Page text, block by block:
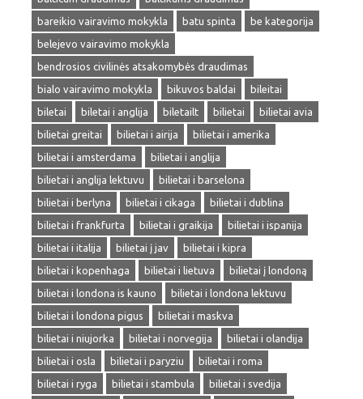
bareikio vairavimo mokykla
batu spinta
be kategorija
belejevo vairavimo mokykla
bendrosios civilinės atsakomybės draudimas
bialo vairavimo mokykla
bikuvos baldai
bileitai
biletai
biletai i anglija biletailt bilietai
bilietai avia
bilietai greitai
bilietai i airija
bilietai i amerika
bilietai i amsterdama
bilietai i anglija
bilietai i anglija lektuvu
bilietai i barselona
bilietai i berlyna
bilietai i cikaga
bilietai i dublina
bilietai i frankfurta
bilietai i graikija
bilietai i ispanija
bilietai i italija
bilietai į jav
bilietai i kipra
bilietai i kopenhaga
bilietai i lietuva
bilietai į londoną
bilietai i londona is kauno
bilietai i londona lektuvu
bilietai i londona pigus
bilietai i maskva
bilietai i niujorka
bilietai i norvegija
bilietai i olandija
bilietai i osla
bilietai i paryziu
bilietai i roma
bilietai i ryga
bilietai i stambula
bilietai i svedija